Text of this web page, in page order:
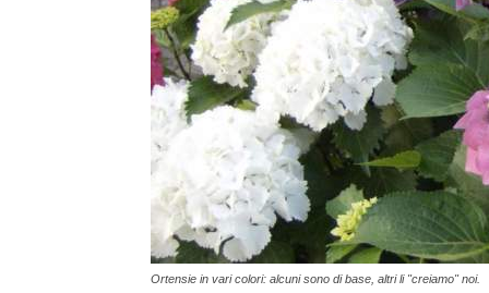
Ortensie in vari colori: alcuni sono di base, altri li "creiamo" noi.